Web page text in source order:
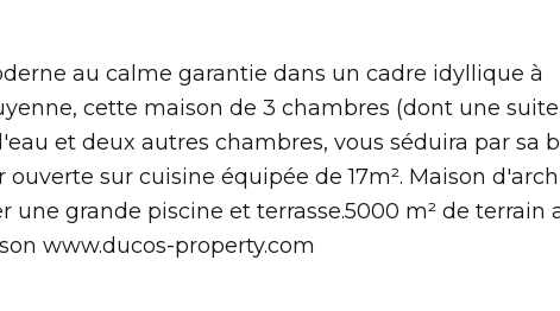
au calme garantie dans un cadre idyllique à
cette maison de 3 chambres (dont une suite
et deux autres chambres, vous séduira par sa
sur cuisine équipée de 17m². Maison
grande piscine et terrasse.5000 m² de terrain
www.ducos-property.com